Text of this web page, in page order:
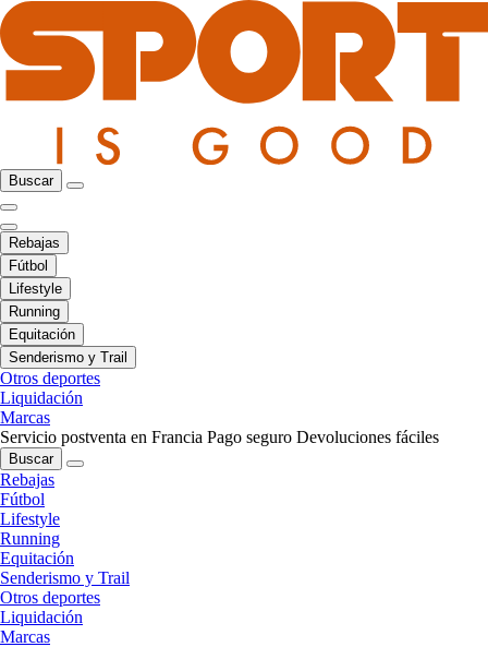
Buscar
Rebajas
Fútbol
Lifestyle
Running
Equitación
Senderismo y Trail
Otros deportes
Liquidación
Marcas
Servicio postventa en Francia Pago seguro Devoluciones fáciles
Buscar
Rebajas
Fútbol
Lifestyle
Running
Equitación
Senderismo y Trail
Otros deportes
Liquidación
Marcas